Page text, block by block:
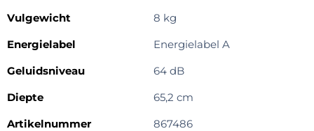
Vulgewicht
8 kg
Energielabel
Energielabel A
Geluidsniveau
64 dB
Diepte
65,2 cm
Artikelnummer
867486